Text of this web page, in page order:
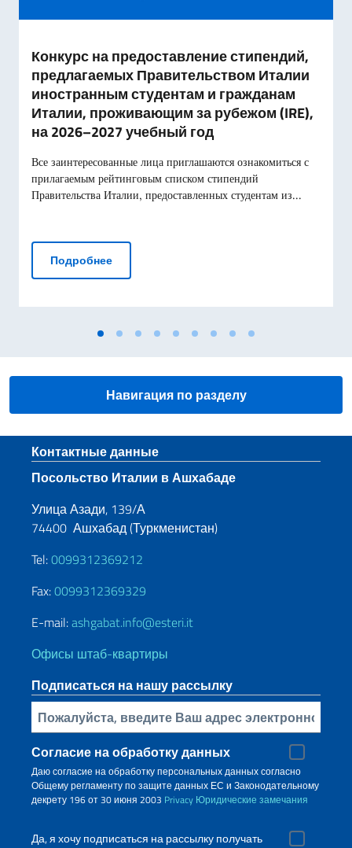
Конкурс на предоставление стипендий,
предлагаемых Правительством Италии
иностранным студентам и гражданам
Италии, проживающим за рубежом (IRE),
на 2026–2027 учебный год
Все заинтересованные лица приглашаются ознакомиться с
прилагаемым рейтинговым списком стипендий
Правительства Италии, предоставленных студентам из...
ПодробнееКонкурс на предоставление стипендий,
Навигация по разделу
Нижний колонтитул
Контактные данные
Посольство Италии в Ашхабаде
Улица Азади, 139/А
74400 Ашхабад (Туркменистан)
Tel:0099312369212
Fax:0099312369329
E-mail:ashgabat.info@esteri.it
Офисы штаб-квартиры
Подписаться на нашу рассылку
Bставьте свой адрес электронной почты
Согласие на обработку данных
Даю согласие на обработку персональных данных согласно
Общему регламенту по защите данных ЕС и Законодательному
декрету 196 от 30 июня 2003 Privacy Юридические замечания
Да, я хочу подписаться на рассылку получать